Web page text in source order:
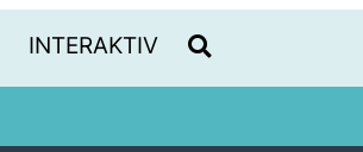
INTERAKTIV